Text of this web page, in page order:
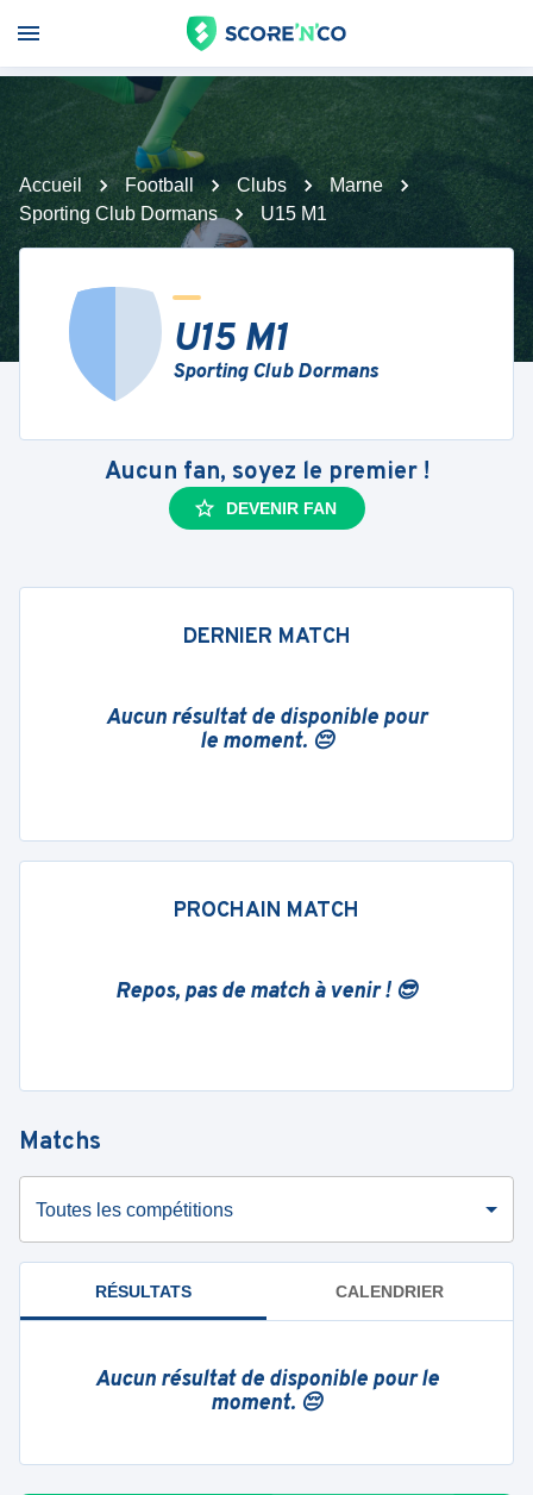
Accueil Football Clubs
Marne
Sporting Club Dormans
U15 M1
U15 M1
Sporting Club Dormans
Aucun fan, soyez le premier !
DEVENIR FAN
DERNIER MATCH
Aucun résultat de disponible pour
le moment. 😔
PROCHAIN MATCH
Repos, pas de match à venir ! 😎
Matchs
Toutes les compétitions
RÉSULTATS CALENDRIER
Aucun résultat de disponible pour le
moment. 😔